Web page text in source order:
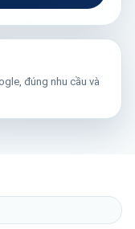
đúng nhu cầu và